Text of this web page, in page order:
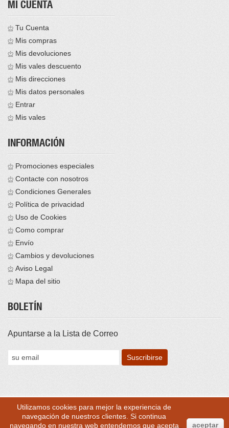
Utilizamos cookies para mejor la experiencia de
navegación de nuestros clientes. Si continua
navegando en nuestra web entendemos que acepta
aceptar
MI CUENTA
Tu Cuenta
Mis compras
Mis devoluciones
Mis vales descuento
Mis direcciones
Mis datos personales
Entrar
Mis vales
INFORMACIÓN
Promociones especiales
Contacte con nosotros
Condiciones Generales
Política de privacidad
Uso de Cookies
Como comprar
Envío
Cambios y devoluciones
Aviso Legal
Mapa del sitio
BOLETÍN
Apuntarse a la Lista de Correo
Brontess© 2016